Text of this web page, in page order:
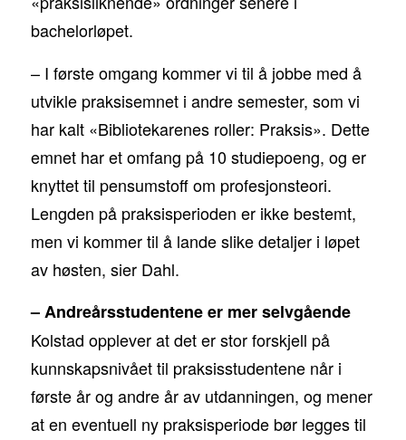
bachelorløpet.
– I første omgang kommer vi til å jobbe med å
utvikle praksisemnet i andre semester, som vi
har kalt «Bibliotekarenes roller: Praksis». Dette
emnet har et omfang på 10 studiepoeng, og er
knyttet til pensumstoff om profesjonsteori.
Lengden på praksisperioden er ikke bestemt,
men vi kommer til å lande slike detaljer i løpet
av høsten, sier Dahl.
– Andreårsstudentene er mer selvgående
Kolstad opplever at det er stor forskjell på
kunnskapsnivået til praksisstudentene når i
første år og andre år av utdanningen, og mener
at en eventuell ny praksisperiode bør legges til